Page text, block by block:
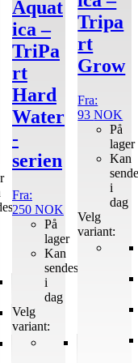
1
L
Aquat
ica –
TriPa
rt
Hard
Water
-
serien
Fra:
250 NOK
På
lager
Kan
sendes
i
dag
Velg
variant:
produktsiden
Tripa
rt
Grow
Fra:
93NOK
På
lager
Kan
i
dag
Velg
variant: